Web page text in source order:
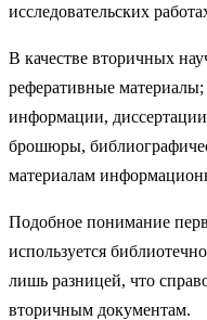
исследовательских
В качестве вторичных
реферативные
информации,
брошюры,
материалам
Подобное понимание
используется
лишь разницей, что
вторичным документам.